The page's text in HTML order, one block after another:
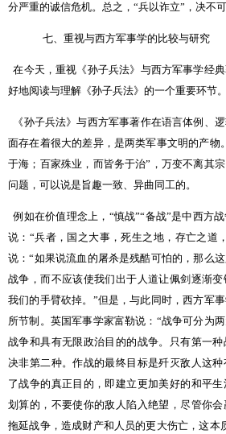
分严重的诚信危机。总之，“兵以诈立”，决不
七、重视与西方军事学的比较与研究
在今天，重视《孙子兵法》与西方军事学经
好地阅读与理解《孙子兵法》的一个重要环节。
《孙子兵法》与西方军事著作在语言体例、
面存在着很大的差异，是两类军事文明的产物
于海；百家殊业，而皆务于治”，万变不离其
问题，可以说是旨趣一致、异曲同工的。
例如在价值理念上，“慎战”“备战”是中西方
说：“兵者，国之大事，死生之地，存亡之道
说：“如果说流血的屠杀是残酷可怕的，那么
战争，而不应该使我们出于人道让佩剑逐渐
我们的手臂砍掉。”但是，与此同时，西方军
所节制。英国军事学家富勒说：“战争可分为
战争和具有无限政治目的的战争。只有第一
决非第二种。作战的最终目标是歼灭敌人这
了战争的真正目的，即建立更加美好的和平
划算的，不要使你的敌人陷入绝望，尽管你
拖延战争，造成财产和人员的更大伤亡，这本